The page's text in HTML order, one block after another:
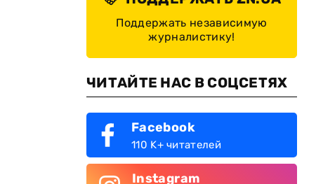
Поддержать независимую
журналистику!
ЧИТАЙТЕ НАС В СОЦСЕТЯХ
Facebook
110 K+ читателей
Instagram